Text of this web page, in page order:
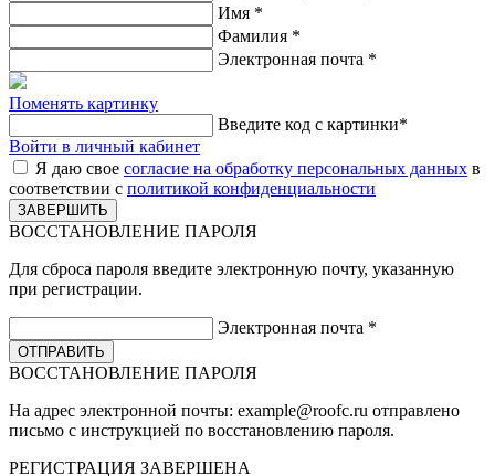
Имя *
Фамилия *
Электронная почта *
Поменять картинку
Введите код с картинки*
Войти в личный кабинет
Я даю свое согласие на обработку персональных данных в
соответствии с политикой конфиденциальности
ВОССТАНОВЛЕНИЕ ПАРОЛЯ
Для сброса пароля введите электронную почту, указанную
при регистрации.
Электронная почта *
ВОССТАНОВЛЕНИЕ ПАРОЛЯ
На адрес электронной почты: example@roofc.ru отправлено
письмо с инструкцией по восстановлению пароля.
РЕГИСТРАЦИЯ ЗАВЕРШЕНА